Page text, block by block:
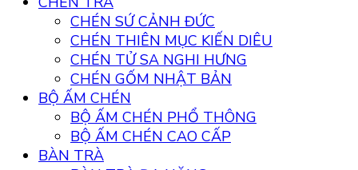
CHÉN SỨ CẢNH ĐỨC
CHÉN THIÊN MỤC KIẾN DIÊU
CHÉN TỬ SA NGHI HƯNG
CHÉN GỐM NHẬT BẢN
BỘ ẤM CHÉN
BỘ ẤM CHÉN PHỔ THÔNG
BỘ ẤM CHÉN CAO CẤP
BÀN TRÀ